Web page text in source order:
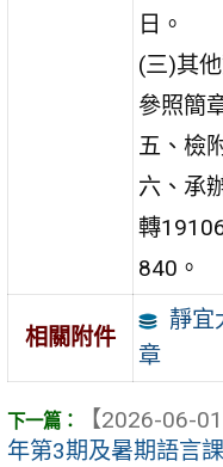
日。
(三)其
參照簡
五、檢
六、承
轉
840。
相關附件
靜宜
章
【2026-06-01
年第3期及暑期語言